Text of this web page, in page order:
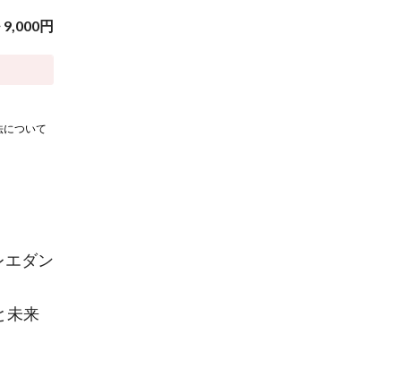
9,000円
について
エダン
未来